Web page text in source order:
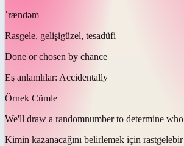
ˈrændəm
Rasgele, gelişigüzel, tesadüfi
Done or chosen by chance
Eş anlamlılar: Accidentally
Örnek Cümle
We'll draw a randomnumber to determine
Kimin kazanacağını belirlemek için rastgelebir